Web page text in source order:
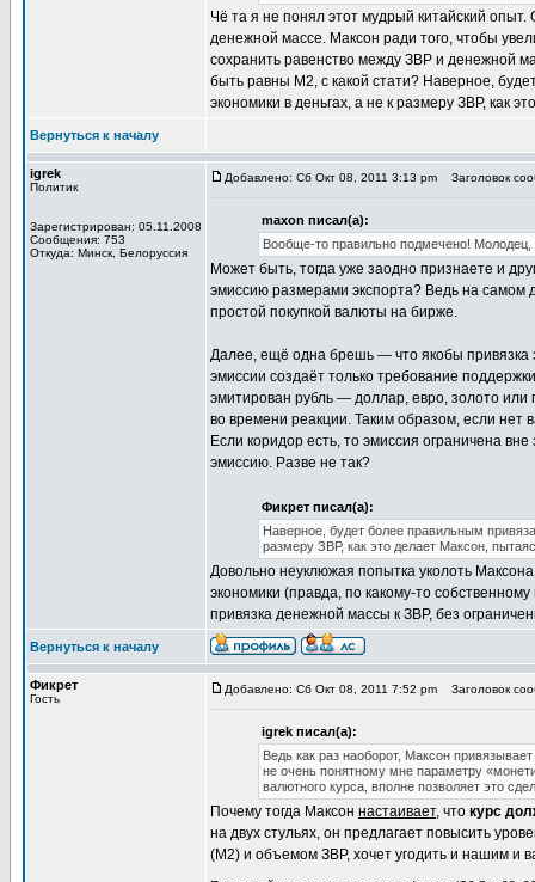
Чё та я не понял этот мудрый китайский
денежной массе. Максон ради того, чтобы
сохранить равенство между ЗВР и денежной
быть равны М2, с какой стати? Наверное,
экономики в деньгах, а не к размеру ЗВР, как
Вернуться к началу
igrek
Политик
Зарегистрирован: 05.11.2008
Сообщения: 753
Откуда: Минск, Белоруссия
Добавлено: Сб Окт 08, 2011 3:13 pm Заголовок
maxon писал(а):
Вообще-то правильно подмечено!
Может быть, тогда уже заодно признаете и
эмиссию размерами экспорта? Ведь на самом
простой покупкой валюты на бирже.
Далее, ещё одна брешь — что якобы привязка
эмиссии создаёт только требование
эмитирован рубль — доллар, евро, золото или
во времени реакции. Таким образом, если нет
Если коридор есть, то эмиссия ограничена
эмиссию. Разве не так?
Фикрет писал(а):
Наверное, будет более правильным
размеру ЗВР, как это делает Максон,
Довольно неуклюжая попытка уколоть
экономики (правда, по какому-то
привязка денежной массы к ЗВР, без
Вернуться к началу
Фикрет
Гость
Добавлено: Сб Окт 08, 2011 7:52 pm Заголовок
igrek писал(а):
Ведь как раз наоборот, Максон
не очень понятному мне параметру
валютного курса, вполне позволяет это
Почему тогда Максон настаивает, что курс
на двух стульях, он предлагает повысить
(М2) и объемом ЗВР, хочет угодить и нашим и